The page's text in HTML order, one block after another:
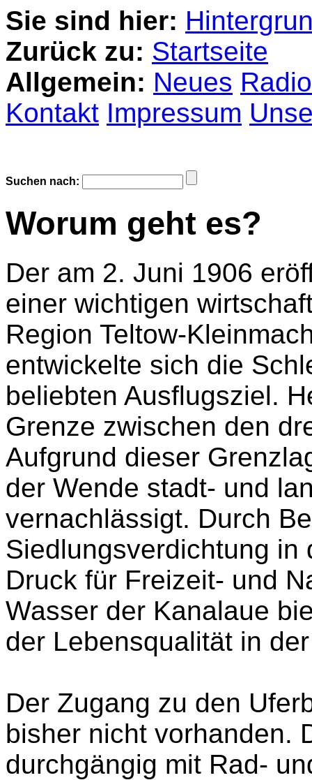
Sie sind hier:
Zurück zu: Startseite
Allgemein: Neues
Kontakt Impressum
Suchen nach:
Worum geht es?
Der am 2. Juni 1906
einer wichtigen
Region Teltow-
entwickelte sich die
beliebten Ausflugsziel.
Grenze zwischen den
Aufgrund dieser
der Wende stadt- und
vernachlässigt. Durch
Siedlungsverdichtung in
Druck für Freizeit- und
Wasser der Kanalaue
der Lebensqualität in
Der Zugang zu den
bisher nicht vorhanden.
durchgängig mit Rad-